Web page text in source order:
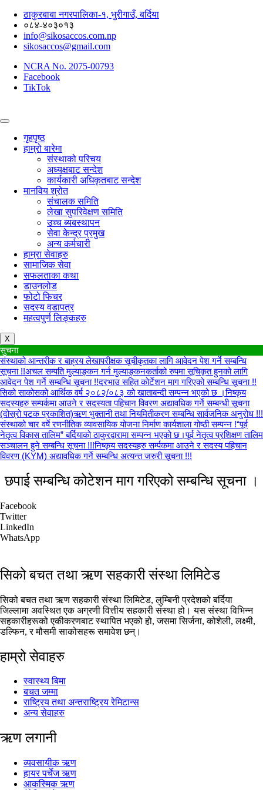
Skip
content
ठाकुरबाबा नगरपालिका-१, भुरीगाउँ, बर्दिया
०८४-४०३०१३
info@sikosaccos.com.np
sikosaccos@gmail.com
NCRA No. 2075-00793
Facebook
TikTok
गृहपृष्ठ
हाम्रो बारेमा
संस्थाको परिचय
अध्यक्षबाट सन्देश
कार्यकारी अधिकृतबाट सन्देश
मानविय श्रोत
संचालक समिति
लेखा सुपरिवेक्षण समिति
उच्च ब्यबस्थापन
सेवा केन्द्र प्रमुख
अन्य कर्मचारी
हाम्रा सेवाहरु
सामाजिक सेवा
सफलताका कथा
डाउनलोड
फोटो फिचर
सदस्य वडापत्र
महत्वपुर्ण लिङ्कहरु
X
सुचना
संस्थाको आन्तरीक र बाह्रय लेखापरीक्षक सूचीकृतका लागि आवेदन पेश गर्ने सम्बन्धि
सूचना !!अचल सम्पति मुल्याङ्कन गर्न मुल्याङ्कनकर्ताको रुपमा सूचिकृत हुनको लागि
आवेदन पेश गर्ने सम्बन्धि सूचना !!दरभाउ सहित कोर्टेशन माग गरिएको सम्बन्धि सूचना !!
सिको साकोसको आर्थिक वर्ष २०८२/०८३ को खाताबन्दी सम्पन्न भएको छ ।निष्कृय
सदस्यहरु सम्पर्कमा आउने र सदस्यता पहिचान विवरण अद्यावधिक गर्ने सम्बन्धी सूचना
(दोस्रो पटक प्रकाशित)ऋण भुक्तानी तथा नियमितीकरण सम्बन्धि सार्वजनिक अनुरोध !!!
संस्थाको चार वर्षे रणनीतिक व्यावसायिक योजना निर्माण कार्यशाला गोष्ठी सम्पन्न !“पूर्व
नेतृत्व विकास तालिम” बर्दियाको ठाकुरद्वारामा सम्पन्न भएको छ।पूर्व नेतृत्व प्रशिक्षण तालिम
सञ्चालन हुने सम्बन्धि सूचना !!!निष्कृय सदस्यहरु सर्म्पकमा आउने र सदस्य पहिचान
विवरण (KYM) अद्यावधिक गर्ने सम्बन्धि अत्यन्त जरुरी सूचना !!!
छपाई सम्बन्धि कोटेशन माग गरिएको सम्बन्धि सूचना ।
Facebook
Twitter
LinkedIn
WhatsApp
सिको बचत तथा ऋण सहकारी संस्था लिमिटेड
सिको बचत तथा ऋण सहकारी संस्था लिमिटेड, लुम्बिनी प्रदेशको बर्दिया
जिल्लामा अवस्थित एक अग्रणी वित्तीय सहकारी संस्था हो। यस संस्था विभिन्न
सहकारीहरूको एकीकरणबाट स्थापित भएको हो, जसमा सिर्जना, कोशेली, लक्ष्मी,
डल्फिन, र मौसमी साकोसहरू समावेश छन्।
हाम्रो सेवाहरु
स्वास्थ्य बिमा
बचत जम्मा
राष्ट्रिय तथा अन्तराष्ट्रिय रेमिटान्स
अन्य सेवाहरु
ऋण लगानी
व्यवसायीक ऋण
हायर पर्चेज ऋण
आकस्मिक ऋण